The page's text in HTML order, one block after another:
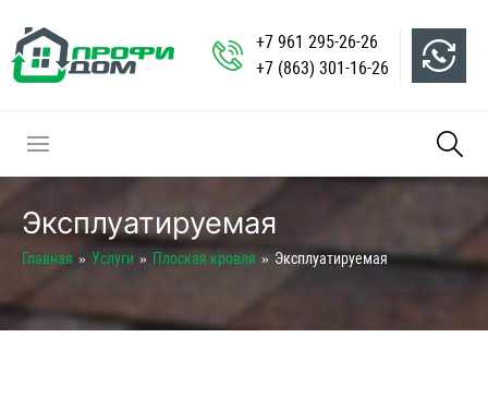
+7 961 295-26-26
+7 (863) 301-16-26
Эксплуатируемая
Главная Услуги Плоская кровля Эксплуатируемая